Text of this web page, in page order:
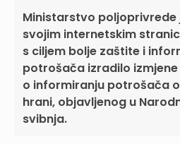
Ministarstvo poljoprivrede
svojim internetskim
s ciljem bolje zaštite i
potrošača izradilo
o informiranju potrošača
hrani, objavljenog u
svibnja.